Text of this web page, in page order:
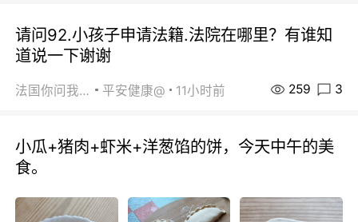
请问92.小孩子申请法籍.法院在哪里？有谁知
道说一下谢谢
法国你问我答 平安健康@ 11小时前 259 3
小瓜+猪肉+虾米+洋葱馅的饼，今天中午的美
食。